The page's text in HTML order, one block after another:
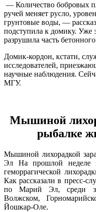
— Количество бобровых
ручей меняет русло,
грунтовые воды, —
подступила к домику. Уже
разрушила часть
Домик-кордон, кстати,
исследователей,
научные наблюдения.
МГУ.
Мышиной
рыбалке
Мышиной лихорадкой
Эл На прошлой неделе
геморрагической
Как рассказали в пресс-
по Марий Эл, среди
Волжском,
Йошкар-Оле.